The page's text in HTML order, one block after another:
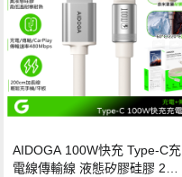
AIDOGA 100W快充 Type-C充
電線傳輸線 液態矽膠硅膠 2M